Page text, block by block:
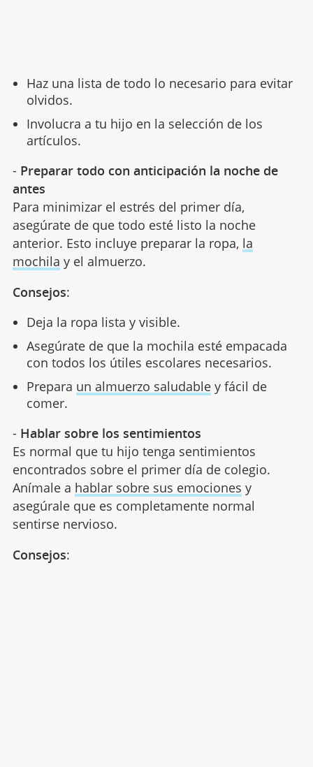
Haz una lista de todo lo necesario para evitar
olvidos.
Involucra a tu hijo en la selección de los
artículos.
- Preparar todo con anticipación la noche de
antes
Para minimizar el estrés del primer día,
asegúrate de que todo esté listo la noche
anterior. Esto incluye preparar la ropa, la
mochila y el almuerzo.
Consejos:
Deja la ropa lista y visible.
Asegúrate de que la mochila esté empacada
con todos los útiles escolares necesarios.
Prepara un almuerzo saludabley fácil de
comer.
- Hablar sobre los sentimientos
Es normal que tu hijo tenga sentimientos
encontrados sobre el primer día de colegio.
Anímale a hablar sobre sus emociones y
asegúrale que es completamente normal
sentirse nervioso.
Consejos: